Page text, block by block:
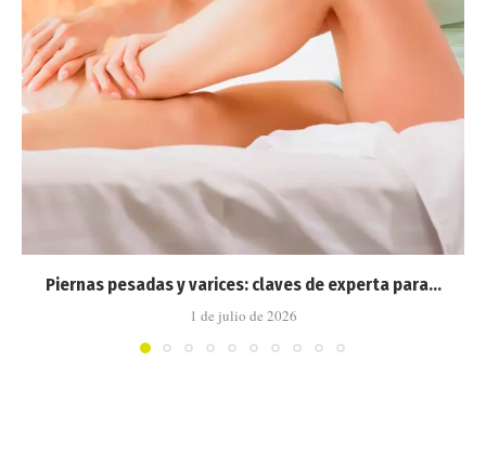
Piernas pesadas y varices: claves de experta para...
1 de julio de 2026